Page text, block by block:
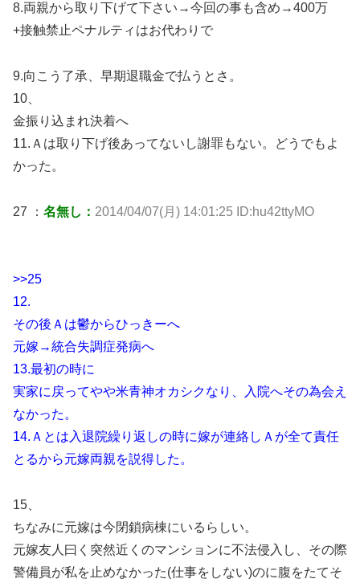
8.両親から取り下げて下さい→今回の事も含め→400万
+接触禁止ペナルティはお代わりで
9.向こう了承、早期退職金で払うとさ。
10、
金振り込まれ決着へ
11.Ａは取り下げ後あってないし謝罪もない。どうでもよ
かった。
27 ： 名無し： 2014/04/07(月) 14:01:25 ID:hu42ttyMO
>>25
12.
その後Ａは鬱からひっきーへ
元嫁→統合失調症発病へ
13.最初の時に
実家に戻ってやや米青神オカシクなり、入院へその為会え
なかった。
14.Ａとは入退院繰り返しの時に嫁が連絡しＡが全て責任
とるから元嫁両親を説得した。
15、
ちなみに元嫁は今閉鎖病棟にいるらしい。
元嫁友人曰く突然近くのマンションに不法侵入し、その際
警備員が私を止めなかった(仕事をしない)のに腹をたてそ